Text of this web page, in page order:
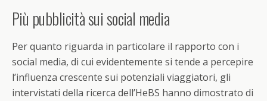
Più pubblicità sui social media
Per quanto riguarda in particolare il rapporto con i
social media, di cui evidentemente si tende a percepire
l’influenza crescente sui potenziali viaggiatori, gli
intervistati della ricerca dell’HeBS hanno dimostrato di